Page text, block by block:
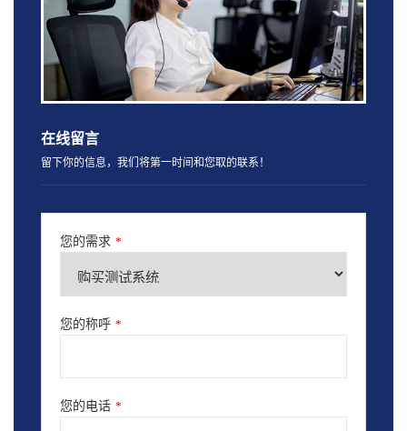
在线留言
留下你的信息，我们将第一时间和您取的联系！
您的需求 *
您的称呼 *
您的电话 *